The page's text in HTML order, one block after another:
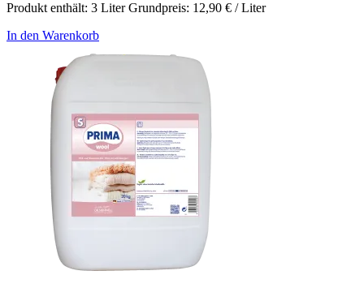
Produkt enthält: 3 LiterGrundpreis: 12,90 € /Liter
In den Warenkorb